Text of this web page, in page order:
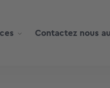
Contactez nous au